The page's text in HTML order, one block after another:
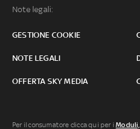
Note legali:
GESTIONE COOKIE
NOTE LEGALI
OFFERTA SKY MEDIA
Per il consumatore clicca qui per i